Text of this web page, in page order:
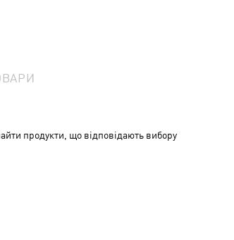
продукти, що відповідають вибору